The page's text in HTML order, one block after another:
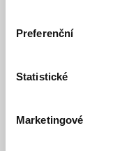
Preferenční
Statistické
Marketingové